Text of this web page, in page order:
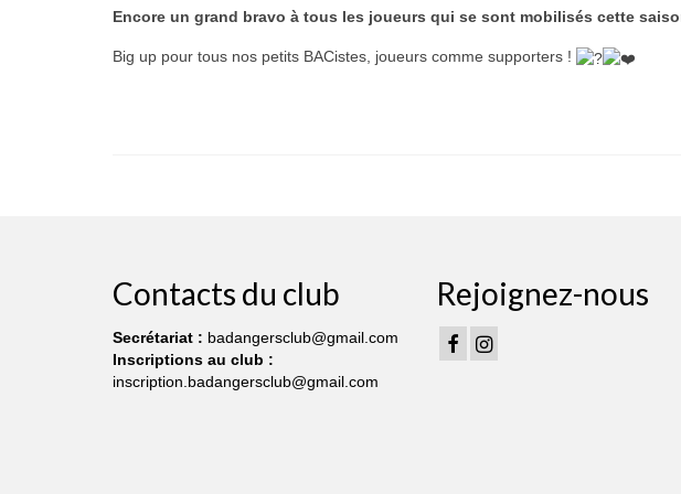
Encore un grand bravo à tous les joueurs qui se sont mobilisés cette
Big up pour tous nos petits BACistes, joueurs comme supporters !
Contacts du club
Secrétariat : badangersclub@gmail.com
Inscriptions au club :
inscription.badangersclub@gmail.com
Rejoignez-nous